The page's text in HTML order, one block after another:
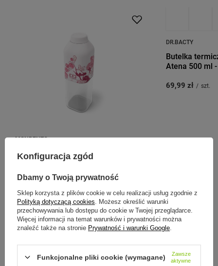
MONBENTO
Monbento Butelka Positive M
Graphic Magnolia
109,00 zł szt.
DR.BACTY
Butelka
Atena 500 ml
69,99 zł / szt.
Zobacz inne produkty tego
producenta
Konfiguracja zgód
Dbamy o Twoją prywatność
Sklep korzysta z plików cookie w celu realizacji usług zgodnie z
Polityką dotyczącą cookies . Możesz określić warunki
przechowywania lub dostępu do cookie w Twojej przeglądarce.
Więcej informacji na temat warunków i prywatności można
znaleźć także na stronie Prywatność i warunki Google
Funkcjonalne pliki cookie (wymagane)
Zawsze
aktywne